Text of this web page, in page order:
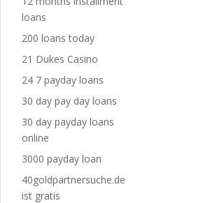
loans
200 loans today
21 Dukes Casino
24 7 payday loans
30 day pay day loans
30 day payday loans
online
3000 payday loan
40goldpartnersuche.de
ist gratis